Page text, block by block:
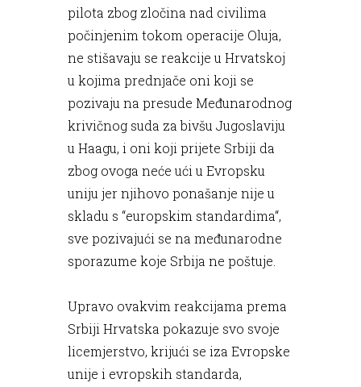
pilota zbog zločina nad civilima
počinjenim tokom operacije Oluja,
ne stišavaju se reakcije u Hrvatskoj
u kojima prednjače oni koji se
pozivaju na presude Međunarodnog
krivičnog suda za bivšu Jugoslaviju
u Haagu, i oni koji prijete Srbiji da
zbog ovoga neće ući u Evropsku
uniju jer njihovo ponašanje nije u
skladu s “europskim standardima“,
sve pozivajući se na međunarodne
sporazume koje Srbija ne poštuje.
Upravo ovakvim reakcijama prema
Srbiji Hrvatska pokazuje svo svoje
licemjerstvo, krijući se iza Evropske
unije i evropskih standarda,